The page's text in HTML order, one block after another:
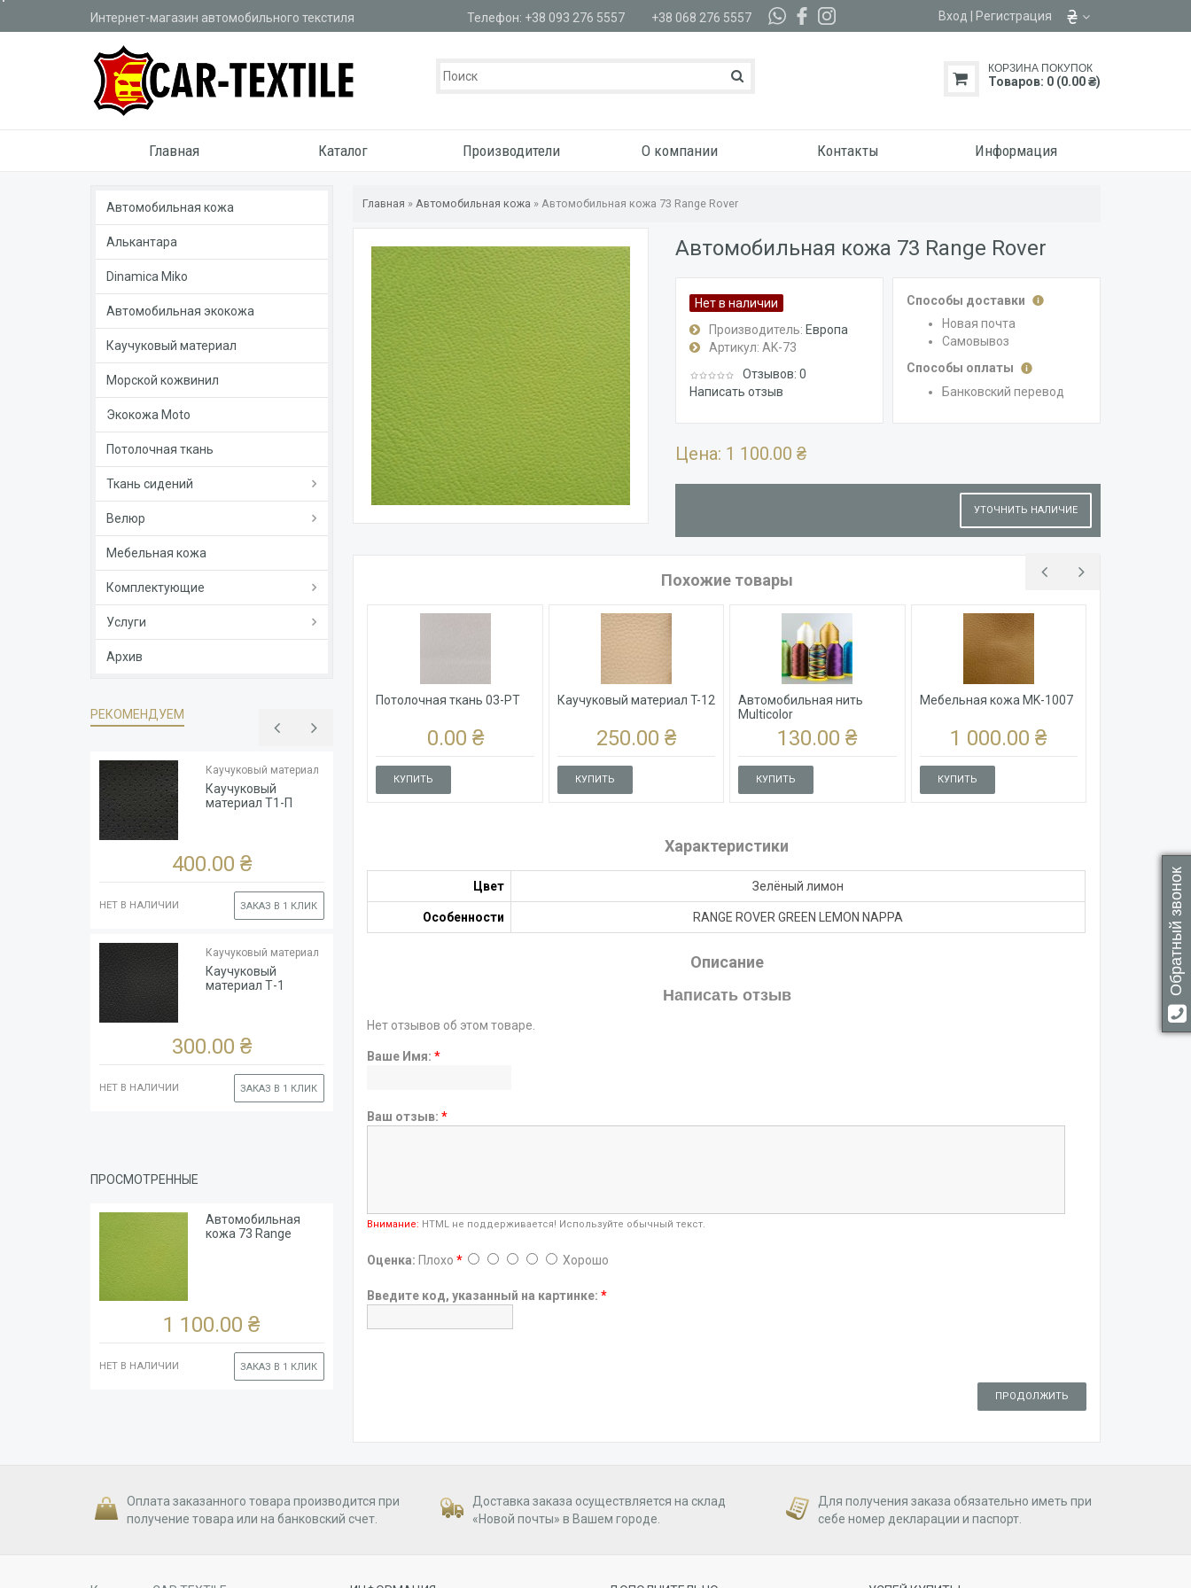
Обратный звонок
Интернет-магазин автомобильного текстиля Телефон: +38 093 276 5557 +38 068 276 5557 Вход Регистрация
КОРЗИНА ПОКУПОК
Товаров: 0 (0.00 ₴)
Главная Каталог Производители О компании Контакты Информация
Автомобильная кожа
Алькантара
Dinamica Miko
Автомобильная экокожа
Каучуковый материал
Морской кожвинил
Экокожа Moto
Потолочная ткань
Ткань сидений
Велюр
Мебельная кожа
Комплектующие
Услуги
Архив
РЕКОМЕНДУЕМ
основы
Каучук
Толщина
1.8
Цвет
Чёрный
Ширина
рулона,
см
140
Каучуковый материал
Каучуковый
материал Т1-П
400.00 ₴
НЕТ В НАЛИЧИИ ЗАКАЗ В 1 КЛИК
(глянцевый)
Чёрный
см
Каучуковый материал
Каучуковый
материал Т-1
300.00 ₴
НЕТ В НАЛИЧИИ ЗАКАЗ В 1 КЛИК
ПРОСМОТРЕННЫЕ
Автомобильная
кожа 73 Range
1 100.00 ₴
НЕТ В НАЛИЧИИ ЗАКАЗ В 1 КЛИК
Главная »Автомобильная кожа »Автомобильная кожа 73 Range Rover
Автомобильная кожа 73 Range Rover
Нет в наличии
Производитель: Европа
Артикул: AK-73
Отзывов: 0
Написать отзыв
Способы доставки
Новая почта
Самовывоз
Способы оплаты
Банковский перевод
Цена: 1 100.00 ₴
УТОЧНИТЬ НАЛИЧИЕ
Похожие товары
Потолочная ткань 03-PT
0.00 ₴
КУПИТЬ
Каучуковый материал T-12
250.00 ₴
КУПИТЬ
Автомобильная нить
Multicolor
130.00 ₴
КУПИТЬ
Мебельная кожа MK-1007
1 000.00 ₴
КУПИТЬ
Характеристики
Цвет Зелёный лимон
Особенности RANGE ROVER GREEN LEMON NAPPA
Описание
Написать отзыв
Нет отзывов об этом товаре.
Ваше Имя:*
Ваш отзыв:*
Внимание: HTML не поддерживается! Используйте обычный текст.
Оценка: Плохо* Хорошо
Введите код, указанный на картинке:*
ПРОДОЛЖИТЬ
Оплата заказанного товара производится при
получение товара или на банковский счет.
Доставка заказа осуществляется на склад
«Новой почты» в Вашем городе.
Для получения заказа обязательно иметь при
себе номер декларации и паспорт.